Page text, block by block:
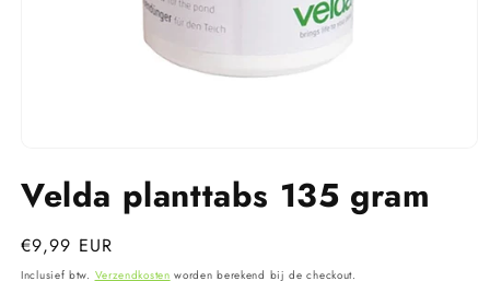
openen
in
Velda planttabs 135 gram
Normale
prijs
€9,99 EUR
Inclusief btw. Verzendkosten worden berekend bij de checkout.